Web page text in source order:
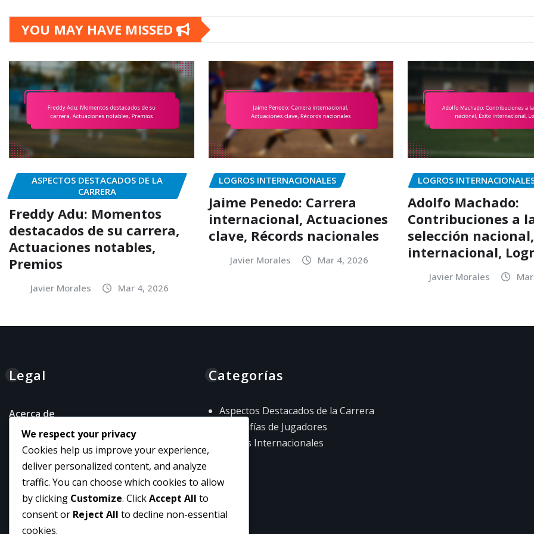
YOU MAY HAVE MISSED
ASPECTOS DESTACADOS DE LA
CARRERA
Freddy Adu: Momentos
destacados de su carrera,
Actuaciones notables,
Premios
Javier Morales Mar 4, 2026
LOGROS INTERNACIONALES
Jaime Penedo: Carrera
internacional, Actuaciones
clave, Récords nacionales
Javier Morales Mar 4, 2026
LOGROS
Adolfo Machado:
Contribuciones a
selección
internacional,
Javier Morales
Legal
Acerca de
Contacto
Términos y condiciones
Tu privacidad
Política de cookies
Categorías
Aspectos Destacados de la Carrera
Biografías de Jugadores
Logros Internacionales
We respect your privacy
Cookies help us improve your experience,
deliver personalized content, and analyze
traffic. You can choose which cookies to allow
by clicking Customize. ClickAccept All to
consent or Reject All to decline non-essential
cookies.